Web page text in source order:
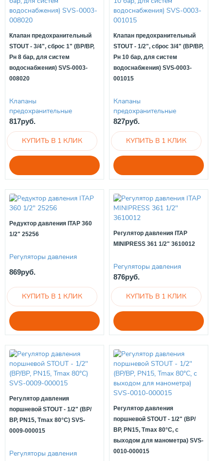
Клапан предохранительный
STOUT - 3/4", сброс 1" (ВР/ВР,
Рн 8 бар, для систем
водоснабжения) SVS-0003-
008020
Клапаны
предохранительные
817руб.
Клапан предохранительный
STOUT - 1/2", сброс 3/4" (ВР/ВР,
Рн 10 бар, для систем
водоснабжения) SVS-0003-
001015
Клапаны
предохранительные
827руб.
Редуктор давления ITAP 360
1/2" 25256
Регуляторы давления
869руб.
Регулятор давления ITAP
MINIPRESS 361 1/2" 3610012
Регуляторы давления
876руб.
Регулятор давления
поршневой STOUT - 1/2" (ВР/
ВР, PN15, Tmax 80°С) SVS-
0009-000015
Регуляторы давления
Регулятор давления
поршневой STOUT - 1/2" (ВР/
ВР, PN15, Tmax 80°С, с
выходом для манометра) SVS-
0010-000015